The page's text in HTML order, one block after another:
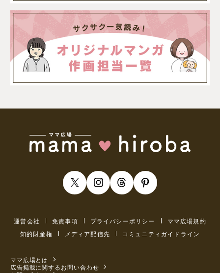
運営会社 免責事項 プライバシーポリシー
ママ広場規約
知的財産権
メディア配信先 コミュニティガイドライン
ママ広場とは
広告掲載に関するお問い合わせ